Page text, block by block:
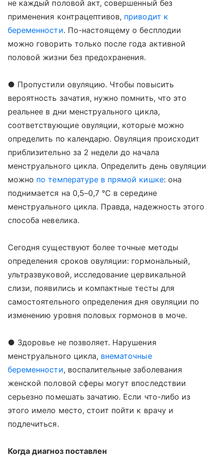
не каждый половой акт, совершенный без
применения контрацептивов, приводит к
беременности. По-настоящему о бесплодии
можно говорить только после года активной
половой жизни без предо­хранения.
● Пропустили овуляцию. Чтобы повысить
вероятность зачатия, нужно помнить, что это
реальнее в дни менструального цикла,
соответствующие овуляции, которые можно
определить по календарю. Овуляция происходит
приблизительно за 2 недели до начала
менструального цикла. Определить день овуляции
можно по температуре в прямой кишке: она
поднимается на 0,5–0,7 °С в середине
менструального цикла. Правда, надежность этого
способа невелика.
Сегодня существуют более точные методы
определения сроков овуляции: гормональный,
ультразвуковой, исследование цервикальной
слизи, появились и компактные тесты для
самостоятельного определения дня овуляции по
изменению уровня половых гормонов в моче.
● Здоровье не позволяет. Нарушения
менструального цикла, внематочные
беременности, воспалительные заболевания
женской половой сферы могут впоследствии
серьезно помешать зачатию. Если что-либо из
этого имело место, стоит пойти к врачу и
подлечиться.
Когда диагноз поставлен